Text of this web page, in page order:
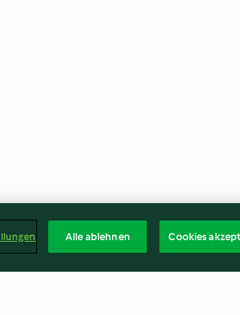
Alle ablehnen Cookies